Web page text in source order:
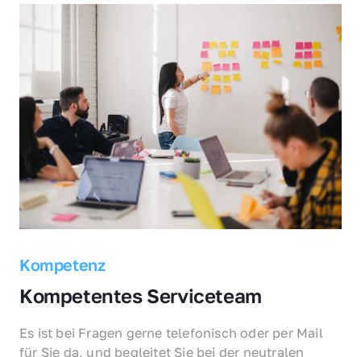
Kompetenz
Kompetentes Serviceteam
Es ist bei Fragen gerne telefonisch oder per Mail
für Sie da, und begleitet Sie bei der neutralen